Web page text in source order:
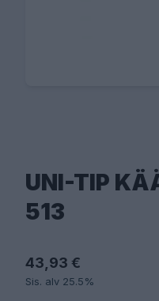
UNI-TIP
513
43,93 €
Sis. alv 25.5%